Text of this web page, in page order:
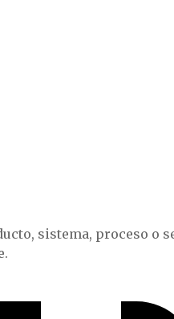
sistema, proceso o